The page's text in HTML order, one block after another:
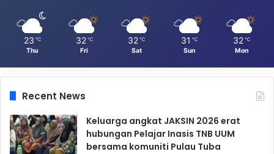
23 ℃
Thu
32 ℃
Fri
32 ℃
Sat
31 ℃
Sun
32 ℃
Mon
Recent News
Keluarga angkat JAKSIN 2026 erat
hubungan Pelajar Inasis TNB UUM
bersama komuniti Pulau Tuba